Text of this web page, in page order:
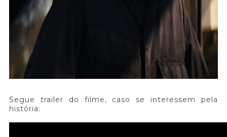
Segue trailer do filme, caso se interessem pela
história: